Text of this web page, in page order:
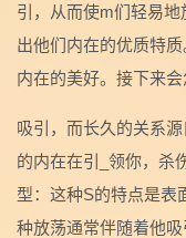
引，从而使m们轻易
出他们内在的优质特
内在的美好。接下来
吸引，而长久的关系
的内在在引_领你，杀
型：这种S的特点是表
种放荡通常伴随着他吸